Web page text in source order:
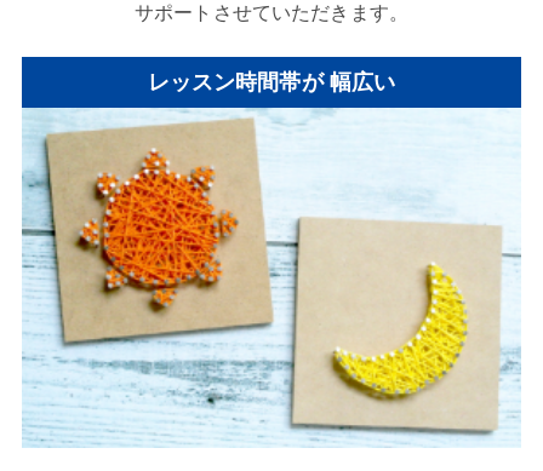
サポートさせていただきます。
レッスン時間帯が幅広い